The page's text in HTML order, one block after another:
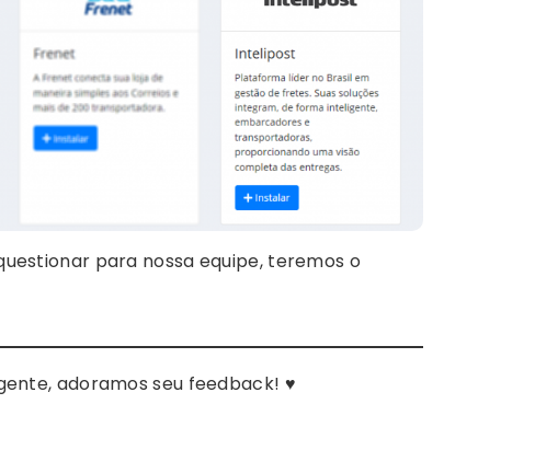
para nossa equipe, teremos o
adoramos seu feedback! ♥